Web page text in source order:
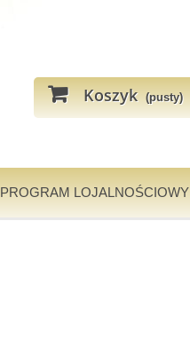
Koszyk (pusty)
PROGRAM LOJALNOŚCIOWY